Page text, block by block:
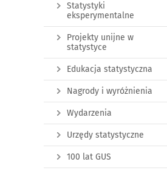
Statystyki
eksperymentalne
Projekty unijne w
statystyce
Edukacja statystyczna
Nagrody i wyróżnienia
Wydarzenia
Urzędy statystyczne
100 lat GUS